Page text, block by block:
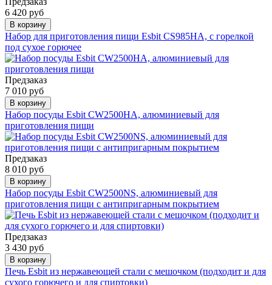
6 420 руб
В корзину
Набор для приготовления пищи Esbit CS985HA, с горелкой
под сухое горючее
Предзаказ
7 010 руб
В корзину
Набор посуды Esbit CW2500HA, алюминиевый для
приготовления пищи
Предзаказ
8 010 руб
В корзину
Набор посуды Esbit CW2500NS, алюминиевый для
приготовления пищи с антипригарным покрытием
Предзаказ
3 430 руб
В корзину
Печь Esbit из нержавеющей стали с мешочком (подходит и для
сухого горючего и для спиртовки)